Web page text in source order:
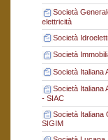
Società
elettricità
Società
Società
Società Italiana
Società Italiana
- SIAC
Società Italiana
SIGIM